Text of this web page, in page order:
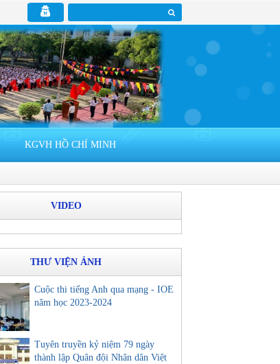
KGVH HỒ CHÍ MINH
VIDEO
THƯ VIỆN ẢNH
Cuộc thi tiếng Anh qua mạng - IOE
năm học 2023-2024
Tuyên truyền kỷ niệm 79 ngày
thành lập Quân đội Nhân dân Việt